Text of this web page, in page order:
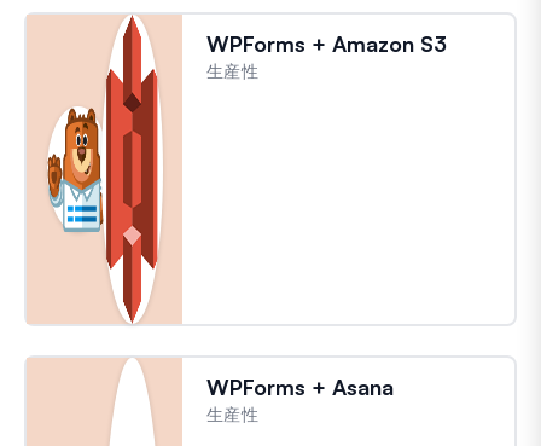
WPForms + Amazon S3
生産性
WPForms + Asana
生産性